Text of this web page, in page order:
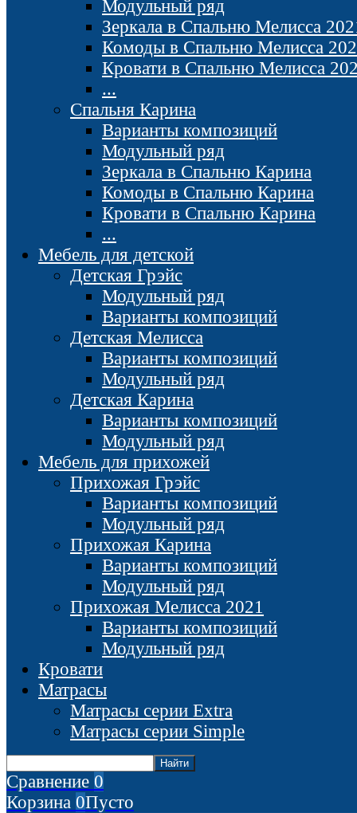
Модульный ряд
Зеркала в Спальню Мелисса
Комоды в Спальню Мелисса
Кровати в Спальню Мелисса
...
Спальня Карина
Варианты композиций
Модульный ряд
Зеркала в Спальню Карина
Комоды в Спальню Карина
Кровати в Спальню Карина
...
Мебель для детской
Детская Грэйс
Модульный ряд
Варианты композиций
Детская Мелисса
Варианты композиций
Модульный ряд
Детская Карина
Варианты композиций
Модульный ряд
Мебель для прихожей
Прихожая Грэйс
Варианты композиций
Модульный ряд
Прихожая Карина
Варианты композиций
Модульный ряд
Прихожая Мелисса 2021
Варианты композиций
Модульный ряд
Кровати
Матрасы
Матрасы серии Extra
Матрасы серии Simple
Сравнение 0
Корзина 0Пусто